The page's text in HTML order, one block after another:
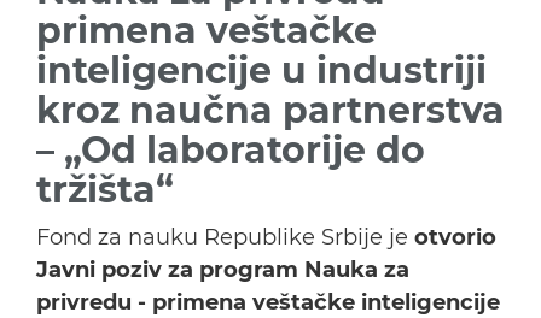
primena veštačke
inteligencije u industriji
kroz naučna partnerstva
– „Od laboratorije do
tržišta“
Fond za nauku Republike Srbije je otvorio
Javni poziv za program Nauka za
privredu - primena veštačke inteligencije